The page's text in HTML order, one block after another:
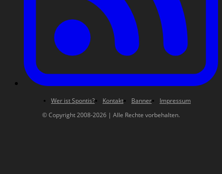
Wer ist Spontis? Kontakt Banner
Impressum
© Copyright 2008-2026 | Alle Rechte vorbehalten.